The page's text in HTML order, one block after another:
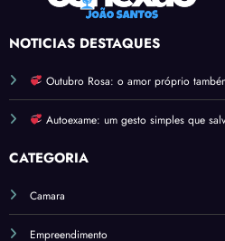
rcuss
Inter
nacio
nal
los
NOTICIAS DESTAQUES
Outubro Rosa: o amor próprio
Autoexame: um gesto simples que
CATEGORIA
Camara
Empreendimento